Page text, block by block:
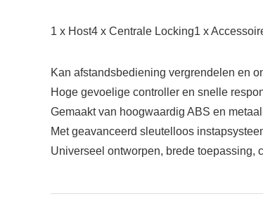
1 x Host4 x Centrale Locking1 x
Kan afstandsbediening vergrendelen en
Hoge gevoelige controller en snelle
Gemaakt van hoogwaardig ABS en
Met geavanceerd sleutelloos
Universeel ontworpen, brede toepassing,